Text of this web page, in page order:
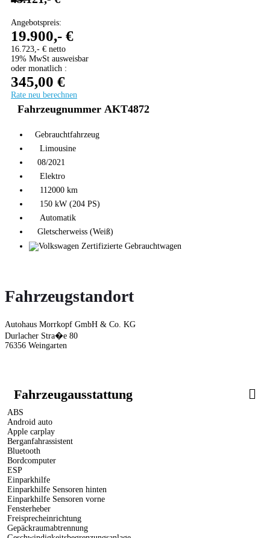
Angebotspreis:
19.900,- €
16.723,- € netto
19% MwSt ausweisbar
oder monatlich :
345,00 €
Rate neu berechnen
Fahrzeugnummer AKT4872
Gebrauchtfahrzeug
Limousine
08/2021
Elektro
112000 km
150 kW (204 PS)
Automatik
Gletscherweiss (Weiß)
Fahrzeugstandort
Autohaus Morrkopf GmbH & Co. KG
Durlacher Stra�e 80
76356 Weingarten
Fahrzeugausstattung
ABS
Android auto
Apple carplay
Berganfahrassistent
Bluetooth
Bordcomputer
ESP
Einparkhilfe
Einparkhilfe Sensoren hinten
Einparkhilfe Sensoren vorne
Fensterheber
Freisprecheinrichtung
Gepäckraumabtrennung